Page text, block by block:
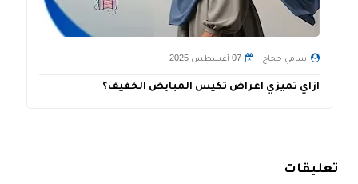
سامي حجاج 07 أغسطس 2025
ازاي تميزي اعراض تكيس المبايض الخفيف؟
تعليقات